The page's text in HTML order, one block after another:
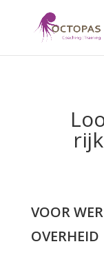
VOOR
OVERHEID